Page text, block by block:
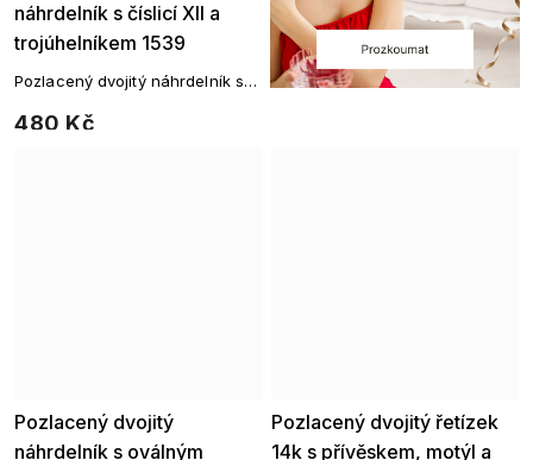
náhrdelník s číslicí XII a
trojúhelníkem 1539
480 Kč
Pozlacený dvojitý náhrdelník s
Pozlacený dvojitý
náhrdelník s oválným
Pozlacený dvojitý řetízek
14k s přívěskem, motýl a